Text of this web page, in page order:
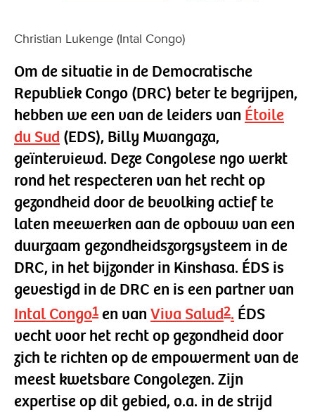
Christian Lukenge (Intal Congo)
Om de situatie in de Democratische
Republiek Congo (DRC) beter te begrijpen,
hebben we een van de leiders van Étoile
du Sud (EDS), Billy Mwangaza,
geïnterviewd. Deze Congolese ngo werkt
rond het respecteren van het recht op
gezondheid door de bevolking actief te
laten meewerken aan de opbouw van een
duurzaam gezondheidszorgsysteem in de
DRC, in het bijzonder in Kinshasa. ÉDS is
gevestigd in de DRC en is een partner van
Intal Congo1 en van Viva Salud2. ÉDS
vecht voor het recht op gezondheid door
zich te richten op de empowerment van de
meest kwetsbare Congolezen. Zijn
expertise op dit gebied, o.a. in de strijd